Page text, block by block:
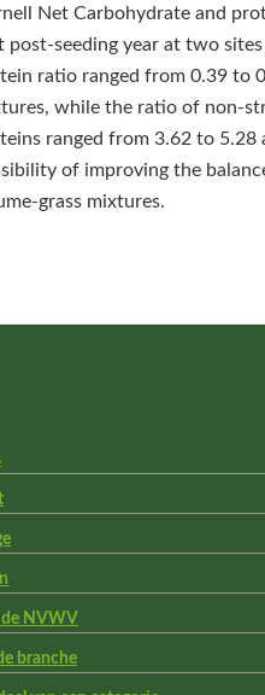
Net Carbohydrate and
post-seeding year at two
ratio ranged from 0.39 to
while the ratio of non-
ranged from 3.62 to
of improving the
grass mixtures.
de NVWV
branche